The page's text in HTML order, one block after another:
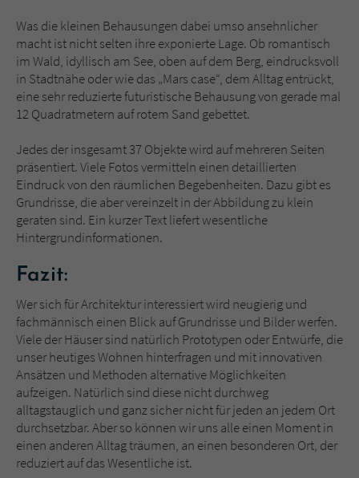
Was die kleinen Behausungen dabei umso ansehnlicher
macht ist nicht selten ihre exponierte Lage. Ob romantisch
im Wald, idyllisch am See, oben auf dem Berg, eindrucksvoll
in Stadtnähe oder wie das „Mars case“, dem Alltag entrückt,
eine sehr reduzierte futuristische Behausung von gerade mal
12 Quadratmetern auf rotem Sand gebettet.
Jedes der insgesamt 37 Objekte wird auf mehreren Seiten
präsentiert. Viele Fotos vermitteln einen detaillierten
Eindruck von den räumlichen Begebenheiten. Dazu gibt es
Grundrisse, die aber vereinzelt in der Abbildung zu klein
geraten sind. Ein kurzer Text liefert wesentliche
Hintergrundinformationen.
Fazit:
Wer sich für Architektur interessiert wird neugierig und
fachmännisch einen Blick auf Grundrisse und Bilder werfen.
Viele der Häuser sind natürlich Prototypen oder Entwürfe, die
unser heutiges Wohnen hinterfragen und mit innovativen
Ansätzen und Methoden alternative Möglichkeiten
aufzeigen. Natürlich sind diese nicht durchweg
alltagstauglich und ganz sicher nicht für jeden an jedem Ort
durchsetzbar. Aber so können wir uns alle einen Moment in
einen anderen Alltag träumen, an einen besonderen Ort, der
reduziert auf das Wesentliche ist.